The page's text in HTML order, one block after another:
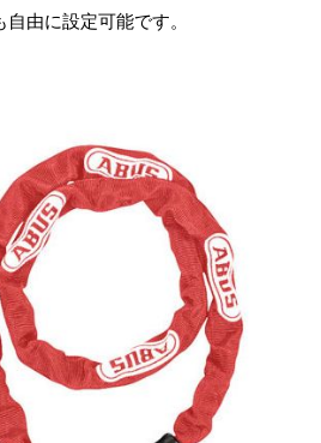
由に設定可能です。